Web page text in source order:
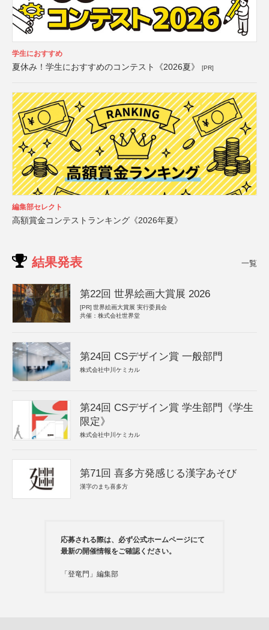
学生におすすめ
夏休み！学生におすすめのコンテスト《2026夏》 [PR]
編集部セレクト
高額賞金コンテストランキング《2026年夏》
結果発表 一覧
第22回 世界絵画大賞展 2026
[PR] 世界絵画大賞展 実行委員会
共催：株式会社世界堂
第24回 CSデザイン賞 一般部門
株式会社中川ケミカル
第24回 CSデザイン賞 学生部門《学生
限定》
株式会社中川ケミカル
第71回 喜多方発感じる漢字あそび
漢字のまち喜多方
応募される際は、必ず公式ホームページにて
最新の開催情報をご確認ください。
「登竜門」編集部